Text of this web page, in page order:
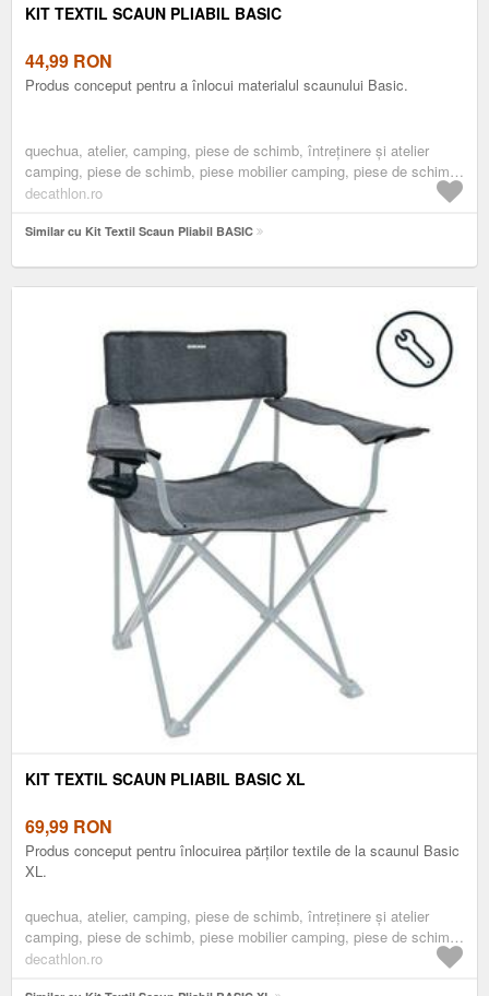
KIT TEXTIL SCAUN PLIABIL BASIC
44,99 RON
Produs conceput pentru a înlocui materialul scaunului Basic.
quechua, atelier, camping, piese de schimb, întreținere și atelier
camping, piese de schimb, piese mobilier camping, piese de schimb
scaune camping
decathlon.ro
Similar cu Kit Textil Scaun Pliabil BASIC
KIT TEXTIL SCAUN PLIABIL BASIC XL
69,99 RON
Produs conceput pentru înlocuirea părților textile de la scaunul Basic
XL.
quechua, atelier, camping, piese de schimb, întreținere și atelier
camping, piese de schimb, piese mobilier camping, piese de schimb
scaune camping
decathlon.ro